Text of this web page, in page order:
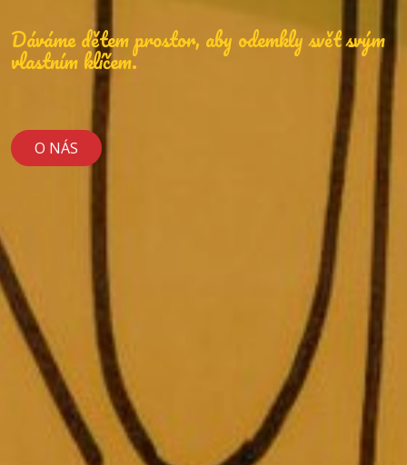
Dáváme dětem prostor, aby odemkly svět svým
vlastním klíčem.
O NÁS